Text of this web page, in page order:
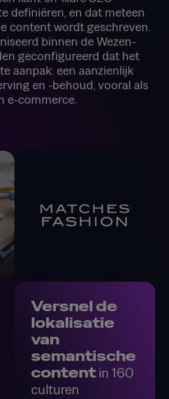
definiëren, en dat meteen
content wordt geschreven.
binnen de Wezen-
geconfigureerd dat het
aanpak: een aanzienlijk
en -behoud, vooral als
e-commerce.
Versnel de
lokalisatie
van
semantische
contentin 160
culturen